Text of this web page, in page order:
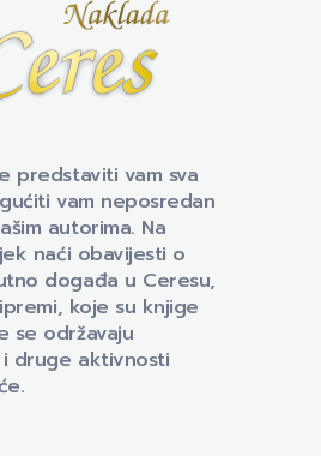
predstaviti vam sva
vam neposredan
autorima. Na
naći obavijesti o
događa u Ceresu,
koje su knjige
se održavaju
druge aktivnosti